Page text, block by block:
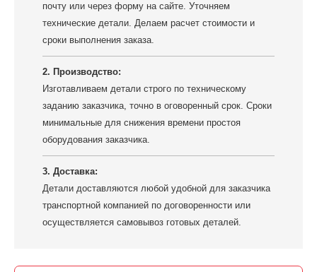
почту или через форму на сайте. Уточняем
технические детали. Делаем расчет стоимости и
сроки выполнения заказа.
2. Производство:
Изготавливаем детали строго по техническому
заданию заказчика, точно в оговоренный срок. Сроки
минимальные для снижения времени простоя
оборудования заказчика.
3. Доставка:
Детали доставляются любой удобной для заказчика
транспортной компанией по договоренности или
осуществляется самовывоз готовых деталей.